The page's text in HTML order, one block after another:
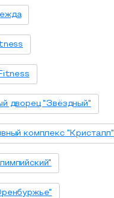
дворец "Звёздный"
комплекс "Кристалл"